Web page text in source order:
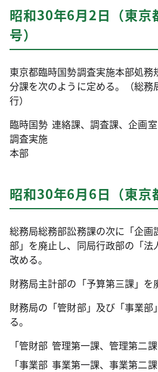
昭和30年6月2日（東京
号）
東京都臨時国勢調査実施本部処務
分課を次のように定める。（総務
行）
臨時国勢
調査実施
本部
連絡課、調査課、企画室
昭和30年6月6日（東京
総務局総務部訟務課の次に「企画
部」を廃止し、同局行政部の「法
改める。
財務局主計部の「予算第三課」を
財務局の「管財部」及び「事業部
る。
「管財部 管理第一課、管理第二
「事業部 事業第一課、事業第二課